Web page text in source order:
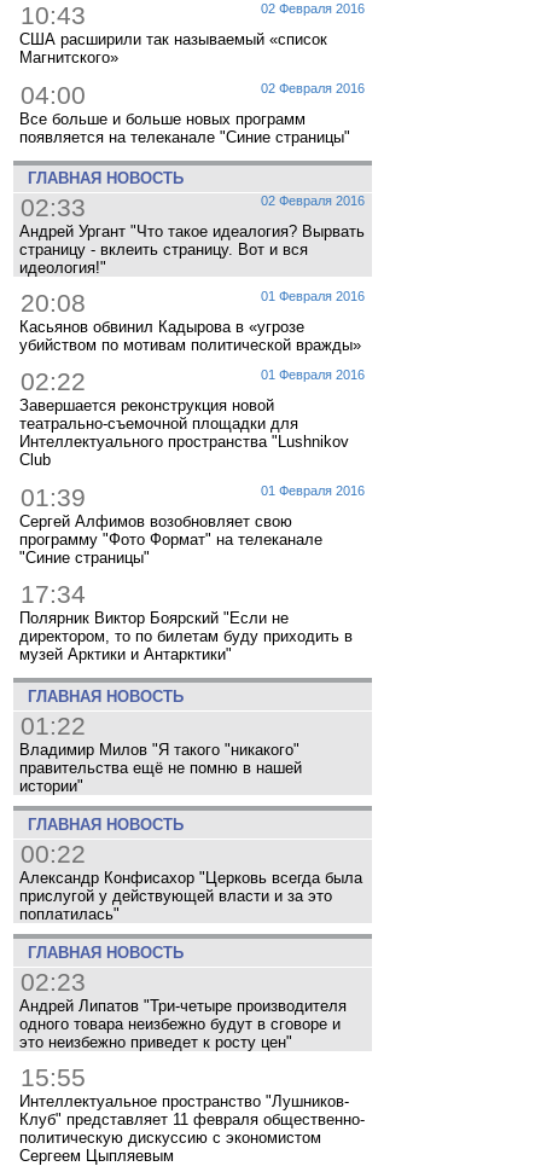
02 Февраля 2016
10:43
США расширили так называемый «список
Магнитского»
02 Февраля 2016
04:00
Все больше и больше новых программ
появляется на телеканале "Синие страницы"
ГЛАВНАЯ НОВОСТЬ
02 Февраля 2016
02:33
Андрей Ургант "Что такое идеалогия? Вырвать
страницу - вклеить страницу. Вот и вся
идеология!"
01 Февраля 2016
20:08
Касьянов обвинил Кадырова в «угрозе
убийством по мотивам политической вражды»
01 Февраля 2016
02:22
Завершается реконструкция новой
театрально-съемочной площадки для
Интеллектуального пространства "Lushnikov
Club
01 Февраля 2016
01:39
Сергей Алфимов возобновляет свою
программу "Фото Формат" на телеканале
"Синие страницы"
17:34
Полярник Виктор Боярский "Если не
директором, то по билетам буду приходить в
музей Арктики и Антарктики"
ГЛАВНАЯ НОВОСТЬ
01:22
Владимир Милов "Я такого "никакого"
правительства ещё не помню в нашей
истории"
ГЛАВНАЯ НОВОСТЬ
00:22
Александр Конфисахор "Церковь всегда была
прислугой у действующей власти и за это
поплатилась"
ГЛАВНАЯ НОВОСТЬ
02:23
Андрей Липатов "Три-четыре производителя
одного товара неизбежно будут в сговоре и
это неизбежно приведет к росту цен"
15:55
Интеллектуальное пространство "Лушников-
Клуб" представляет 11 февраля общественно-
политическую дискуссию с экономистом
Сергеем Цыпляевым